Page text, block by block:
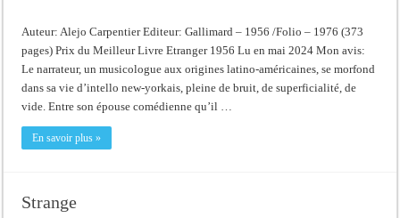
Auteur: Alejo Carpentier Editeur: Gallimard – 1956 /Folio – 1976 (373
pages) Prix du Meilleur Livre Etranger 1956 Lu en mai 2024 Mon avis:
Le narrateur, un musicologue aux origines latino-américaines, se morfond
dans sa vie d’intello new-yorkais, pleine de bruit, de superficialité, de
vide. Entre son épouse comédienne qu’il …
En savoir plus »
Strange